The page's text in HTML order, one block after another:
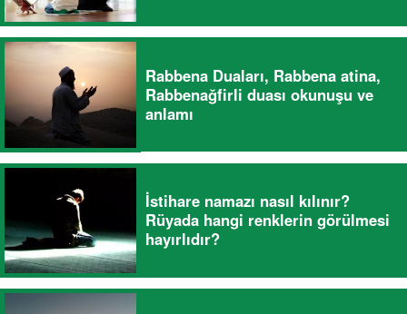
Rabbena Duaları, Rabbena atina,
Rabbenağfirli duası okunuşu ve
anlamı
İstihare namazı nasıl kılınır?
Rüyada hangi renklerin görülmesi
hayırlıdır?